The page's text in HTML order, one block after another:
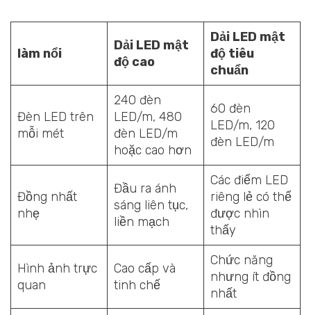
làm nổi
Dải LED mật
độ cao
Dải LED mật
độ tiêu
chuẩn
Đèn LED trên
mỗi mét
240 đèn
LED/m, 480
đèn LED/m
hoặc cao hơn
60 đèn
LED/m, 120
đèn LED/m
Đồng nhất
nhẹ
Đầu ra ánh
sáng liên tục,
liền mạch
Các điểm LED
riêng lẻ có thể
được nhìn
thấy
Hình ảnh trực
quan
Cao cấp và
tinh chế
Chức năng
nhưng ít đồng
nhất